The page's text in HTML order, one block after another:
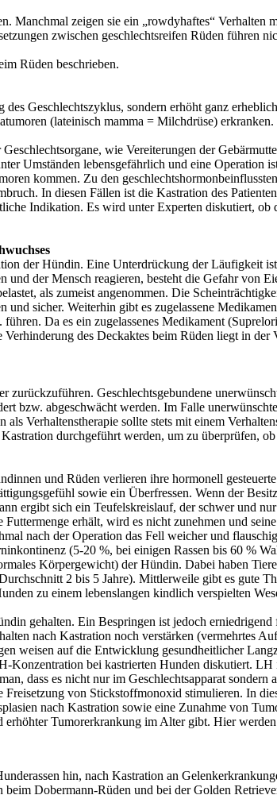
Manchmal zeigen sie ein „rowdyhaftes“
zwischen geschlechtsreifen Rüden führen
Rüden beschrieben.
Geschlechtszyklus, sondern erhöht ganz
(lateinisch mamma = Milchdrüse)
wie Vereiterungen der
Umständen lebensgefährlich und eine Operation
kommen. Zu den
In diesen Fällen ist die Kastration des
Indikation. Es wird unter Experten diskutiert, ob
der Hündin. Eine Unterdrückung der Läufigkeit
der Mensch reagieren, besteht die Gefahr von
als zumeist angenommen. Die
sicher. Weiterhin gibt es zugelassene
Da es ein zugelassenes Medikament
des Deckaktes beim Rüden liegt in
Geschlechtsgebundene
bzw. abgeschwächt werden. Im Falle
Verhaltenstherapie sollte stets mit einem
durchgeführt werden, um zu überprüfen,
und Rüden verlieren ihre hormonell
sowie ein Überfressen. Wenn der
ergibt sich ein Teufelskreislauf, der schwer und
erhält, wird es nicht zunehmen und
nach der Operation das Fell weicher und
(5-20 %, bei einigen Rassen bis 60 %
Körpergewicht) der Hündin. Dabei haben
2 bis 5 Jahre). Mittlerweile gibt es gute
zu einem lebenslangen kindlich verspielten
eine Hündin gehalten. Ein Bespringen
Kastration noch verstärken (vermehrtes
weisen auf die Entwicklung gesundheitlicher
Konzentration bei kastrierten Hunden diskutiert.
dass es nicht nur im Geschlechtsapparat
von Stickstoffmonoxid stimulieren. In
nach Kastration sowie eine Zunahme von
Tumorerkrankung im Alter gibt. Hier
hin, nach Kastration an
Dobermann-Rüden und bei der Golden